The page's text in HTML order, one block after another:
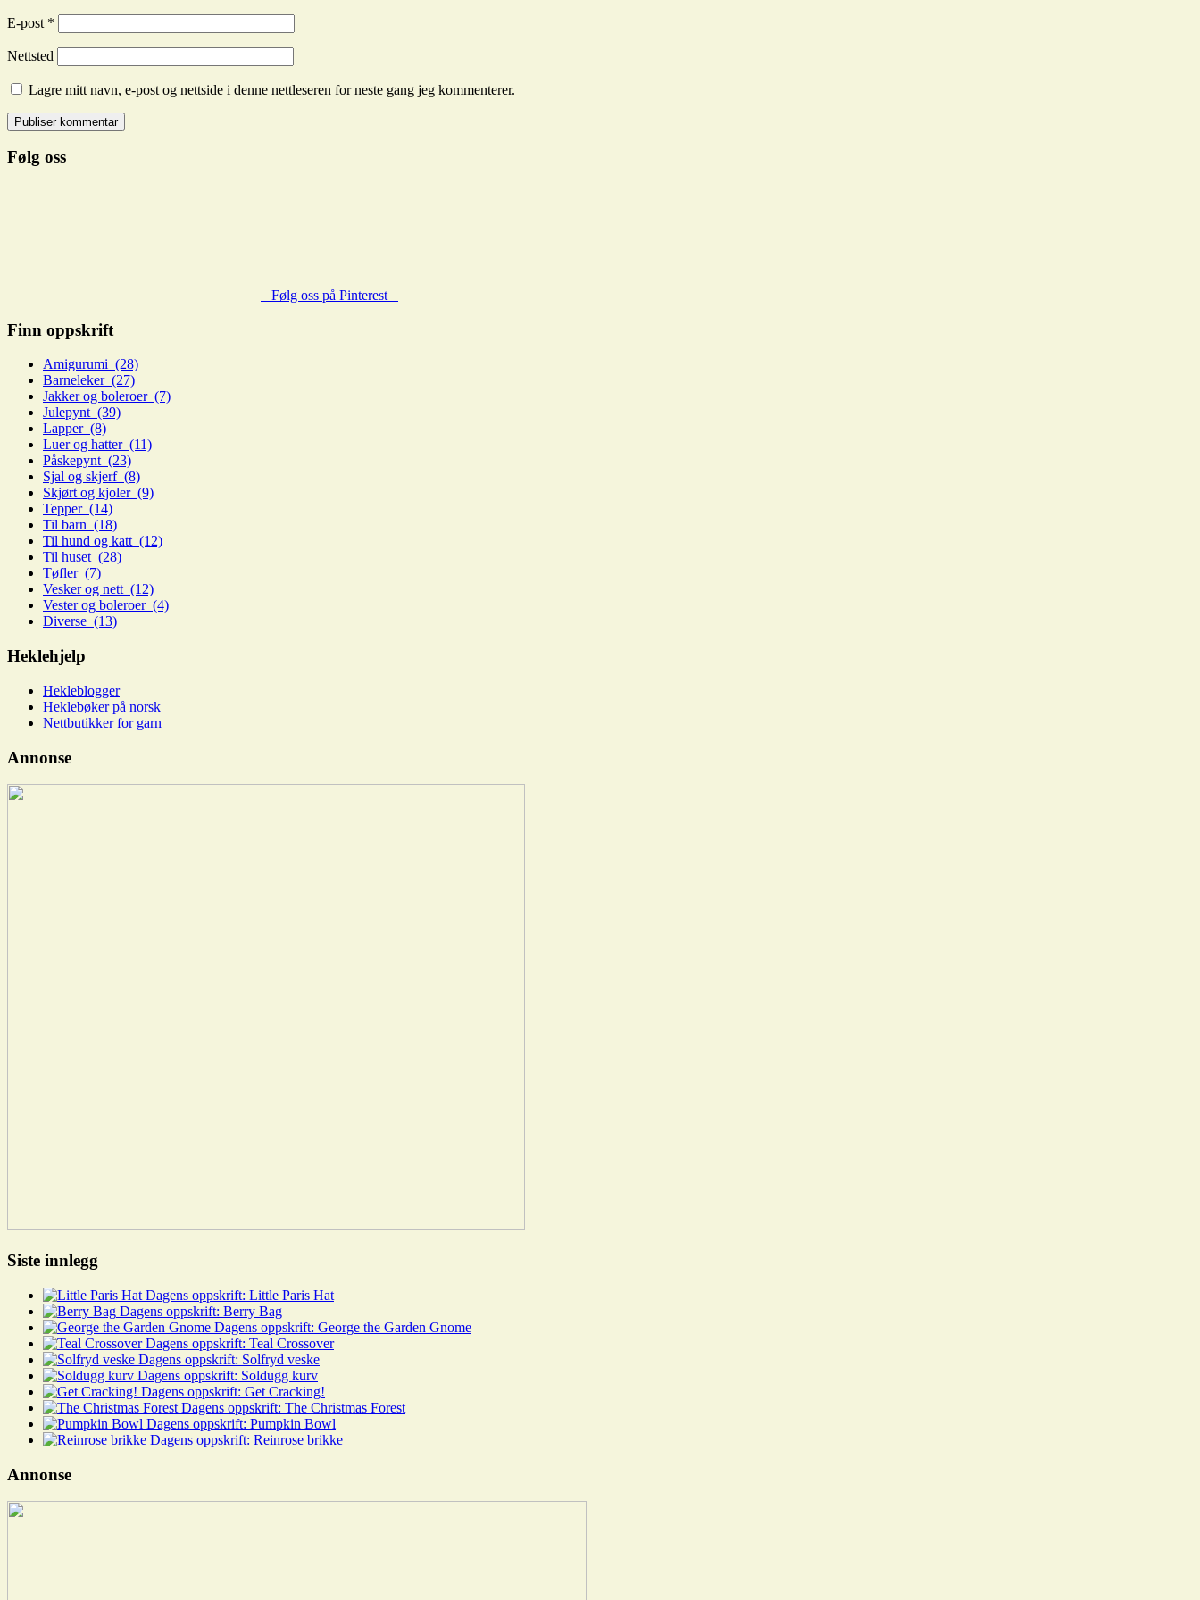
E-post *
Nettsted
Lagre mitt navn, e-post og nettside i denne nettleseren for neste gang jeg kommenterer.
Følg oss
Følg oss på Pinterest
Finn oppskrift
Amigurumi (28)
Barneleker (27)
Jakker og boleroer (7)
Julepynt (39)
Lapper (8)
Luer og hatter (11)
Påskepynt (23)
Sjal og skjerf (8)
Skjørt og kjoler (9)
Tepper (14)
Til barn (18)
Til hund og katt (12)
Til huset (28)
Tøfler (7)
Vesker og nett (12)
Vester og boleroer (4)
Diverse (13)
Heklehjelp
Hekleblogger
Heklebøker på norsk
Nettbutikker for garn
Annonse
Siste innlegg
Dagens oppskrift: Little Paris Hat
Dagens oppskrift: Berry Bag
Dagens oppskrift: George the Garden Gnome
Dagens oppskrift: Teal Crossover
Dagens oppskrift: Solfryd veske
Dagens oppskrift: Soldugg kurv
Dagens oppskrift: Get Cracking!
Dagens oppskrift: The Christmas Forest
Dagens oppskrift: Pumpkin Bowl
Dagens oppskrift: Reinrose brikke
Annonse